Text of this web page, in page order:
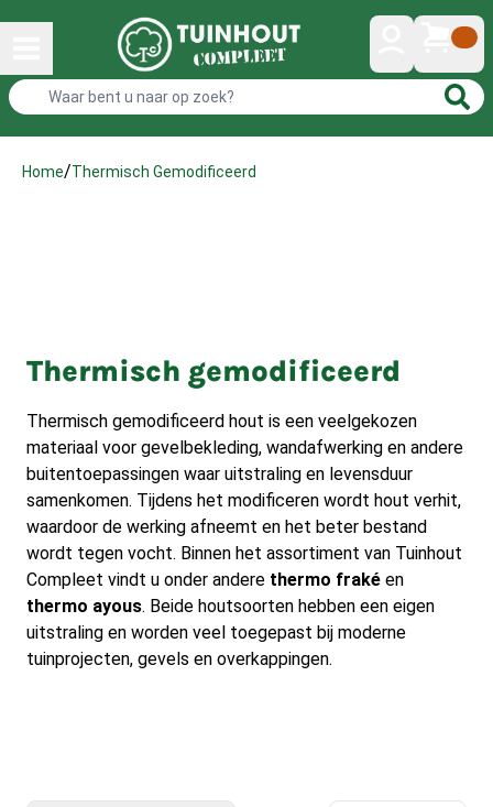
Home/Thermisch Gemodificeerd
Thermisch gemodificeerd
Thermisch gemodificeerd hout is een veelgekozen
materiaal voor gevelbekleding, wandafwerking en andere
buitentoepassingen waar uitstraling en levensduur
samenkomen. Tijdens het modificeren wordt hout verhit,
waardoor de werking afneemt en het beter bestand
wordt tegen vocht. Binnen het assortiment van Tuinhout
Compleet vindt u onder andere thermo fraké en
thermo ayous. Beide houtsoorten hebben een eigen
uitstraling en worden veel toegepast bij moderne
tuinprojecten, gevels en overkappingen.